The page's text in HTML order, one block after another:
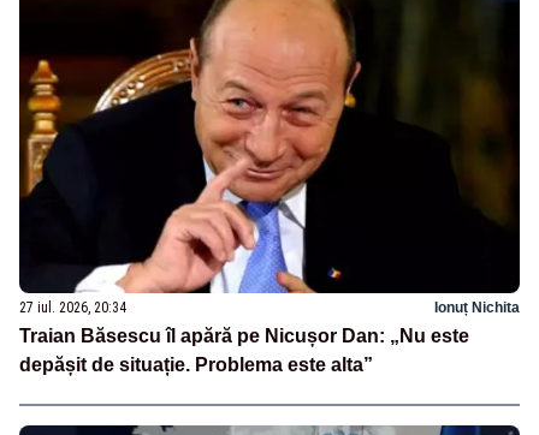
27 iul. 2026, 20:34 Ionuț Nichita
Traian Băsescu îl apără pe Nicușor Dan: „Nu este
depășit de situație. Problema este alta”